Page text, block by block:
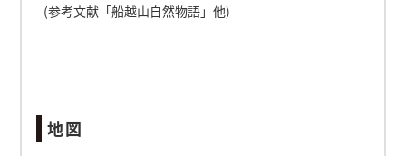
(参考文献「船越山自然物語」他)
地図